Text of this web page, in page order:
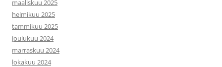
maaliskuu 2025
helmikuu 2025
tammikuu 2025
joulukuu 2024
marraskuu 2024
lokakuu 2024